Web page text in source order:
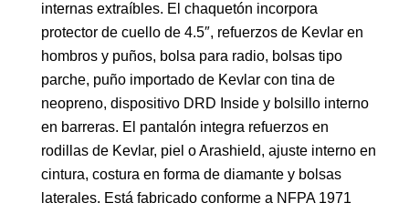
internas extraíbles. El chaquetón incorpora
protector de cuello de 4.5″, refuerzos de Kevlar en
hombros y puños, bolsa para radio, bolsas tipo
parche, puño importado de Kevlar con tina de
neopreno, dispositivo DRD Inside y bolsillo interno
en barreras. El pantalón integra refuerzos en
rodillas de Kevlar, piel o Arashield, ajuste interno en
cintura, costura en forma de diamante y bolsas
laterales. Está fabricado conforme a NFPA 1971